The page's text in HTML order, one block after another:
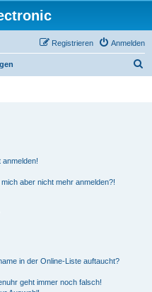
Anmelden
Registrieren
aber nicht mehr anmelden?!
in der Online-Liste auftaucht?
geht immer noch falsch!